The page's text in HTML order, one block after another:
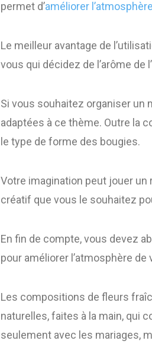
permet d’améliorer
Le meilleur avantage de
vous qui décidez de l’arôme de
Si vous souhaitez organiser un
adaptées à ce thème. Outre la
le type de forme des bougies.
Votre imagination peut jouer
créatif que vous le souhaitez
En fin de compte, vous devez
pour améliorer l’atmosphère de
Les compositions de fleurs
naturelles, faites à la main, qui
seulement avec les mariages,